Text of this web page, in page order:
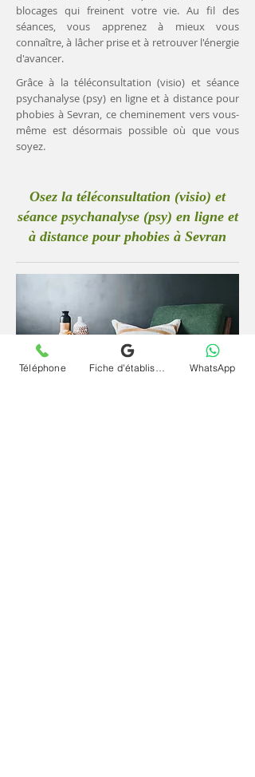
blocages qui freinent votre vie. Au fil des
séances, vous apprenez à mieux vous
connaître, à lâcher prise et à retrouver l'énergie
d'avancer.
Grâce à la téléconsultation (visio) et séance
psychanalyse (psy) en ligne et à distance pour
phobies à Sevran, ce cheminement vers vous-
même est désormais possible où que vous
soyez.
Osez la téléconsultation (visio) et
séance psychanalyse (psy) en ligne et
à distance pour phobies à Sevran
Téléphone WhatsApp